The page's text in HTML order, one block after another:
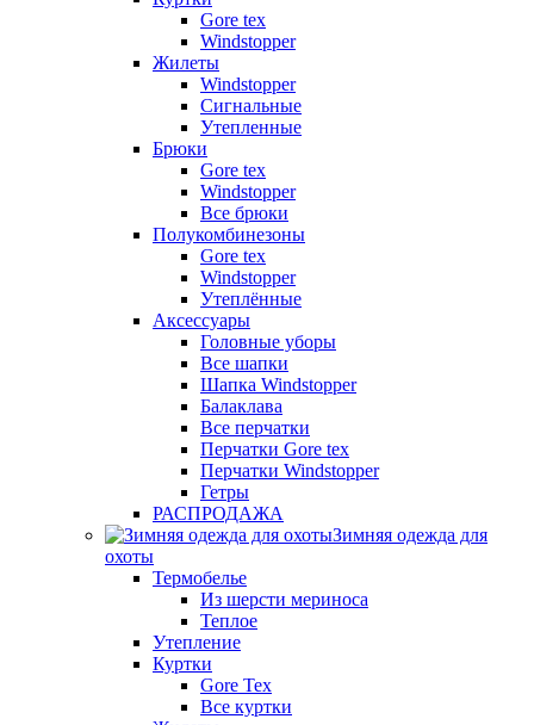
Gore tex
Windstopper
Жилеты
Windstopper
Сигнальные
Утепленные
Брюки
Gore tex
Windstopper
Все брюки
Полукомбинезоны
Gore tex
Windstopper
Утеплённые
Аксессуары
Головные уборы
Все шапки
Шапка Windstopper
Балаклава
Все перчатки
Перчатки Gore tex
Перчатки Windstopper
Гетры
РАСПРОДАЖА
Зимняя одежда для
охоты
Термобелье
Из шерсти мериноса
Теплое
Утепление
Куртки
Gore Tex
Все куртки